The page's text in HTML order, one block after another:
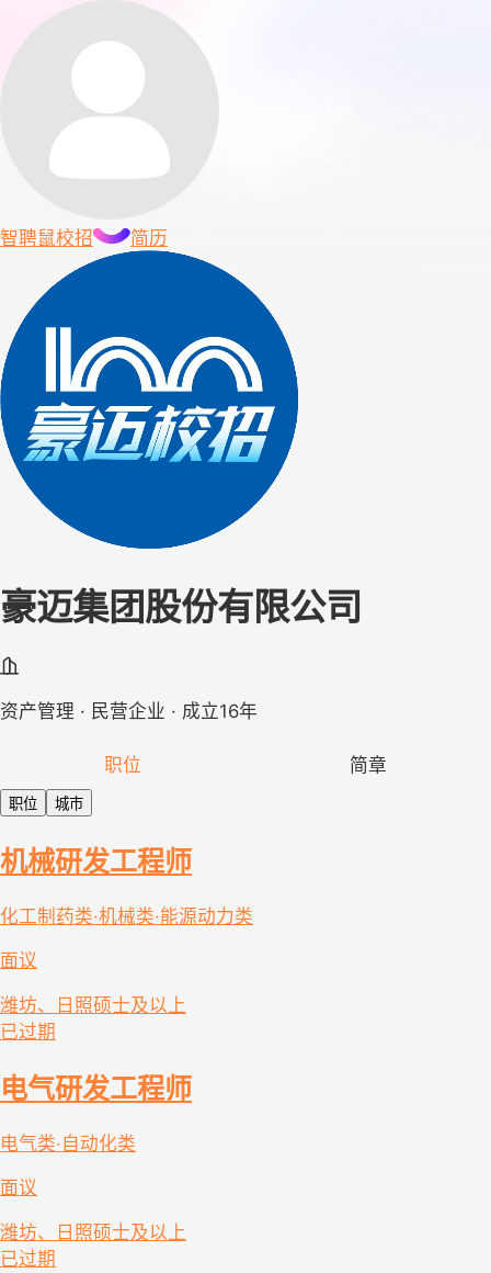
智聘鼠校招 简历
豪迈集团股份有限公司
资产管理 · 民营企业 · 成立16年
职位 简章
职位 城市
机械研发工程师
化工制药类·机械类·能源动力类
面议
潍坊、日照硕士及以上
已过期
电气研发工程师
电气类·自动化类
面议
潍坊、日照硕士及以上
已过期